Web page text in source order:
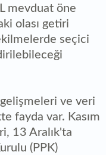
mevduat öne
olası getiri
seçici
ve veri
fayda var. Kasım
13 Aralık'ta
(PPK)